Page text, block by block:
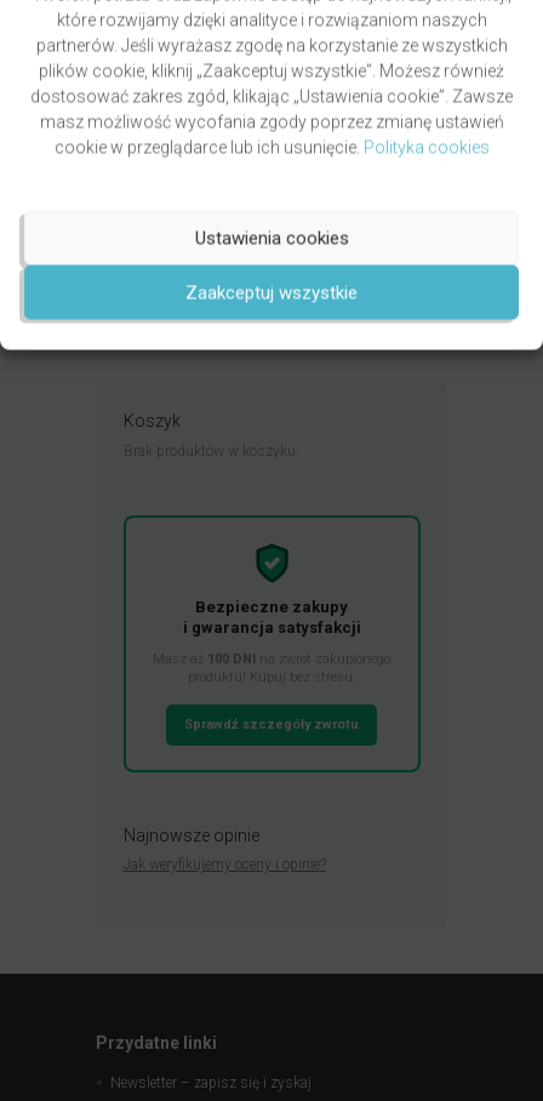
które rozwijamy dzięki analityce i rozwiązaniom naszych
partnerów. Jeśli wyrażasz zgodę na korzystanie ze wszystkich
plików cookie, kliknij „Zaakceptuj wszystkie”. Możesz również
dostosować zakres zgód, klikając „Ustawienia cookie”. Zawsze
masz możliwość wycofania zgody poprzez zmianę ustawień
cookie w przeglądarce lub ich usunięcie. Polityka cookies
Zaakceptuj wszystkie
Ustawienia cookies
PAWLUKIEWICZ | BECZ I DZWOŃ DZWONECZKIEM
Koszyk
Brak produktów w koszyku.
Bezpieczne zakupy
i gwarancja satysfakcji
Masz aż 100 DNI na zwrot zakupionego
produktu! Kupuj bez stresu.
Sprawdź szczegóły zwrotu
Najnowsze opinie
Jak weryfikujemy oceny i opinie?
Przydatne linki
Newsletter – zapisz się i zyskaj